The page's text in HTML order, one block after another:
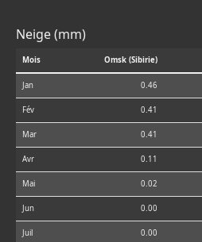
Neige (mm)
Mois Omsk (Sibirie)
Jan 0.46
Fév 0.41
Mar 0.41
Avr 0.11
Mai 0.02
Jun 0.00
Juil 0.00